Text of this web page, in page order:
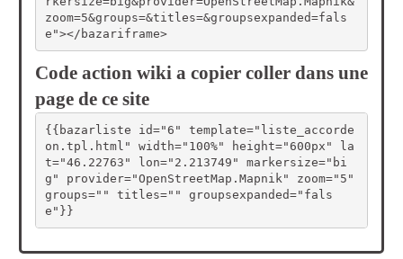
zoom=5&groups=&titles=&groupsexpanded=fals
e"></bazariframe>
Code action wiki a copier coller dans une
page de ce site
{{bazarliste id="6" template="liste_accorde
on.tpl.html" width="100%" height="600px" la
t="46.22763" lon="2.213749" markersize="bi
g" provider="OpenStreetMap.Mapnik" zoom="5"
groups="" titles="" groupsexpanded="fals
e"}}